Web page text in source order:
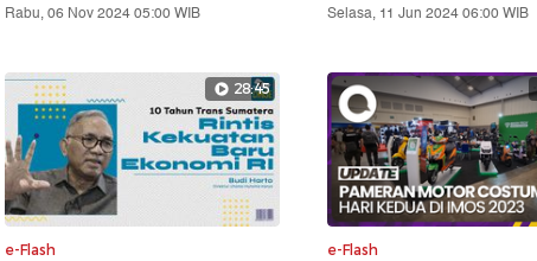
Rabu, 06 Nov 2024 05:00 WIB
Selasa, 11 Jun 2024 06:00 WIB
28:45
e-Flash e-Flash